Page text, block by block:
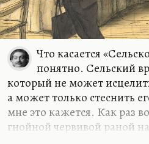
Что касается
понятно. Сельский
который не может
а может только стеснить
мне это кажется. Как раз
гнойной червивой раной